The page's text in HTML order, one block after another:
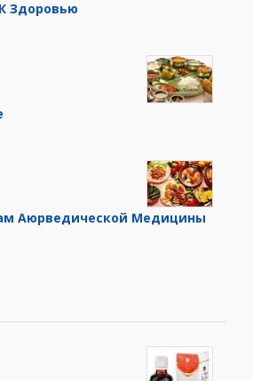
Здоровью
Аюрведической Медицины